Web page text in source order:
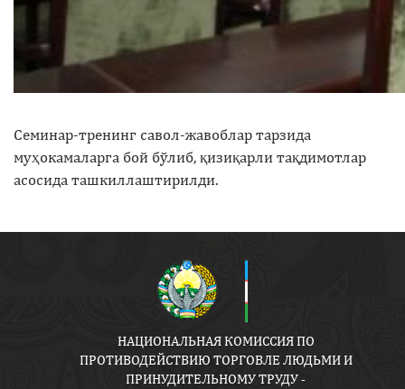
Семинар-тренинг савол-жавоблар тарзида
муҳокамаларга бой бўлиб, қизиқарли тақдимотлар
асосида ташкиллаштирилди.
НАЦИОНАЛЬНАЯ КОМИССИЯ ПО
ПРОТИВОДЕЙСТВИЮ ТОРГОВЛЕ ЛЮДЬМИ И
ПРИНУДИТЕЛЬНОМУ ТРУДУ -